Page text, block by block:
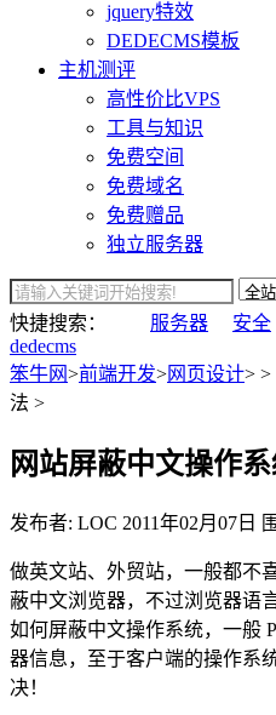
jquery特效
DEDECMS模板
主机测评
高性价比VPS
工具与知识
免费空间
免费域名
免费赠品
独立服务器
快捷搜索： 服务器 安全
dedecms
笨牛网>前端开发>网页设计> >
法 >
网站屏蔽中文操作
发布者: LOC 2011年02月07日
做英文站、外贸站，一般都不
蔽中文浏览器，不过浏览器语
如何屏蔽中文操作系统，一般
器信息，至于客户端的操作系
决！